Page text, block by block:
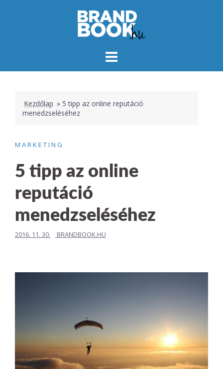
Kezdőlap » 5 tipp az online reputáció
menedzseléséhez
MARKETING
5 tipp az online
reputáció
menedzseléséhez
2016. 11. 30. BRANDBOOK.HU